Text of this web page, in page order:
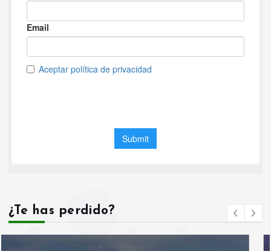
¿Te has perdido?